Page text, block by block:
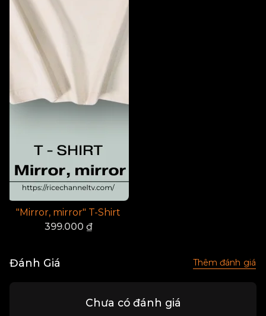
"Mirror, mirror" T-Shirt
399.000 ₫
Đánh Giá Thêm đánh giá
Chưa có đánh giá